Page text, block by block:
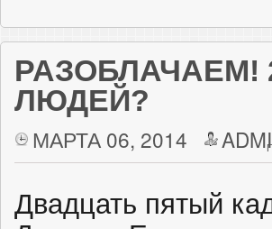
РАЗОБЛАЧАЕМ!
ЛЮДЕЙ?
МАРТА 06, 2014
Двадцать пятый